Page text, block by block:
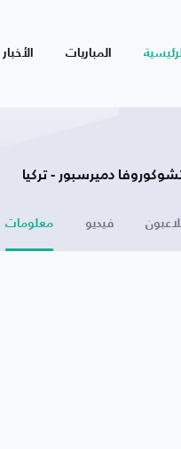
الرئيسية المباريات الأخبار
تشوكوروفا دميرسبور - تركيا
اللاعبون فيديو معلومات